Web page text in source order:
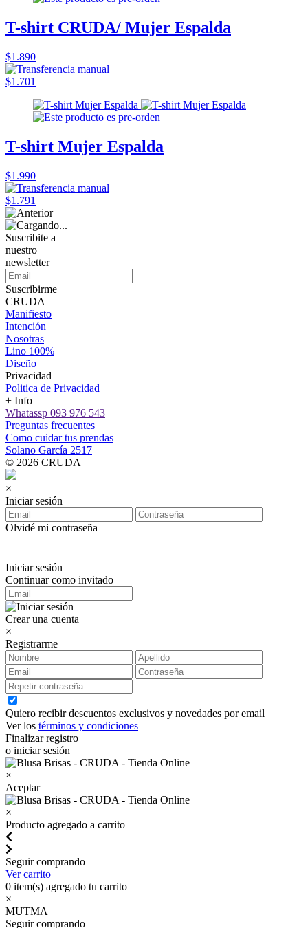
T-shirt CRUDA/ Mujer Espalda
$1.890
$1.701
T-shirt Mujer Espalda
$1.990
$1.791
Suscribite a
nuestro
newsletter
Suscribirme
CRUDA
Manifiesto
Intención
Nosotras
Lino 100%
Diseño
Privacidad
Politica de Privacidad
+ Info
Whatassp 093 976 543
Preguntas frecuentes
Como cuidar tus prendas
Solano García 2517
© 2026 CRUDA
×
Iniciar sesión
Olvidé mi contraseña
Iniciar sesión
Continuar como invitado
Crear una cuenta
×
Registrarme
Quiero recibir descuentos exclusivos y novedades por email
Ver los términos y condiciones
Finalizar registro
o iniciar sesión
×
Aceptar
×
Producto agregado a carrito
Seguir comprando
Ver carrito
0 item(s) agregado tu carrito
×
MUTMA
Seguir comprando